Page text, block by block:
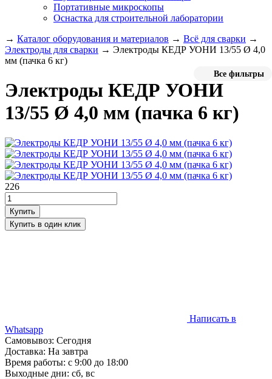
Портативные микроскопы
Оснастка для строительной лаборатории
→ Каталог оборудования и материалов → Всё для сварки →
Электроды для сварки → Электроды КЕДР УОНИ 13/55 Ø 4,0
мм (пачка 6 кг)
Все фильтры
Электроды КЕДР УОНИ
13/55 Ø 4,0 мм (пачка 6 кг)
226
Написать в
Whatsapp
Самовывоз: Сегодня
Доставка: На завтра
Время работы: с 9:00 до 18:00
Выходные дни: сб, вс